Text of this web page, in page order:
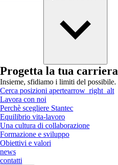
Progetta la tua carriera
Insieme, sfidiamo i limiti del possibile.
Cerca posizioni apertearrow_right_alt
Lavora con noi
Perchè scegliere Stantec
Equilibrio vita-lavoro
Una cultura di collaborazione
Formazione e sviluppo
Obiettivi e valori
news
contatti